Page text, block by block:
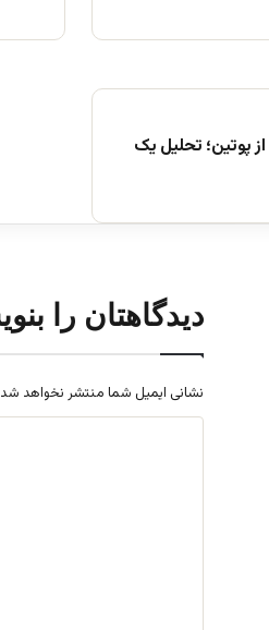
پوتین؛ تحلیل یک
دیدگاهتان را
نشانی ایمیل شما منتشر نخواهد